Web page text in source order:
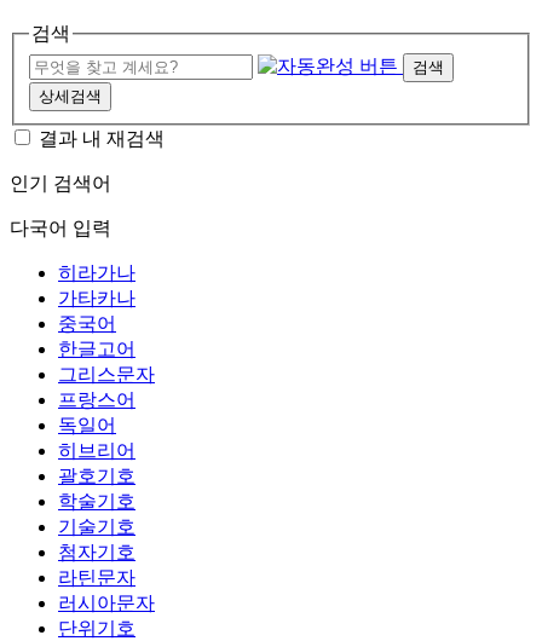
검색
검색
상세검색
결과 내 재검색
인기 검색어
다국어 입력
히라가나
가타카나
중국어
한글고어
그리스문자
프랑스어
독일어
히브리어
괄호기호
학술기호
기술기호
첨자기호
라틴문자
러시아문자
단위기호